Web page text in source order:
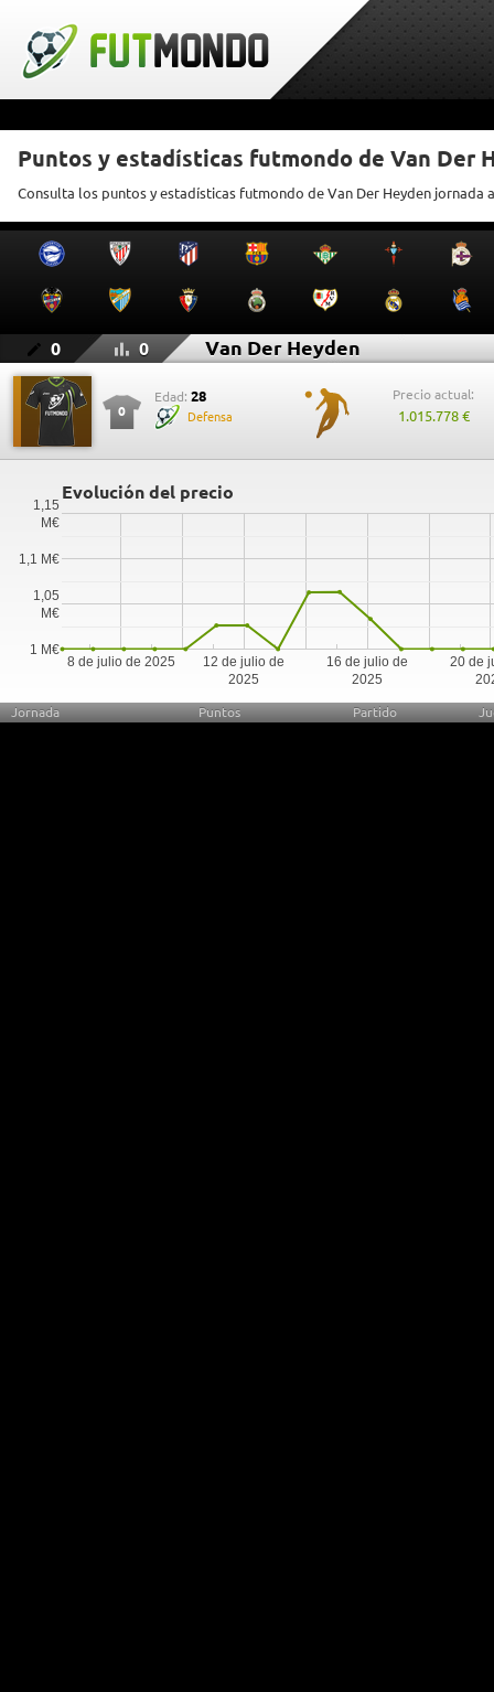
Puntos y estadísticas futmondo de Van Der
Consulta los puntos y estadísticas futmondo de Van Der Heyden jornada
0 0 Van Der Heyden
0
Edad: 28
Defensa
Precio actual:
1.015.778 €
Evolución del precio
8 de julio de 2025
12 de julio de
2025
16 de julio de
2025
20 de
1 M€
1,05
M€
1,1 M€
1,15
M€
Jornada Puntos Partido